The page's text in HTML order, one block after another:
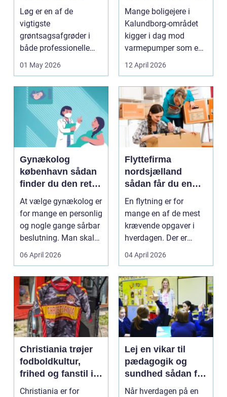
Løg er en af de
vigtigste
grøntsagsafgrøder i
både professionelle
køkkenhaver og større
01 May 2026
mere bæredygtig
varme
Mange boligejere i
Kalundborg-området
kigger i dag mod
varmepumper som en
vej til lavere
12 April 2026
Gynækolog
københavn sådan
finder du den rette
specialist
At vælge gynækolog er
for mange en personlig
og nogle gange sårbar
beslutning. Man skal
både føle si...
06 April 2026
Flyttefirma
nordsjælland
sådan får du en
tryg og effektiv
flytning
En flytning er for
mange en af de mest
krævende opgaver i
hverdagen. Der er
meget at holde styr på,
04 April 2026
Christiania trøjer
fodboldkultur,
frihed og fanstil i
ét
Christiania er for
Lej en vikar til
pædagogik og
sundhed sådan får
du den rette hjælp
Når hverdagen på en